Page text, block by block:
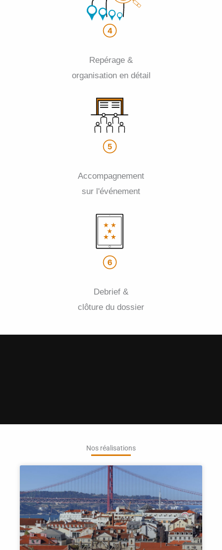
Repérage &
organisation en détail
Accompagnement
sur l'événement
Debrief &
clôture du dossier
Nos réalisations